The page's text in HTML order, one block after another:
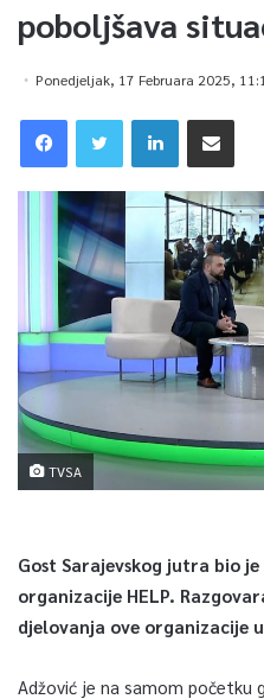
poboljšava
Ponedjeljak, 17 Februara 2025,
TVSA
Gost Sarajevskog jutra bio
organizacije HELP.
djelovanja ove organizacije
Adžović je na samom početku